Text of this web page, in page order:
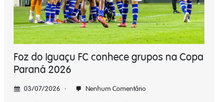
Foz do Iguaçu FC conhece grupos na Copa
Paraná 2026
03/07/2026 Nenhum Comentário